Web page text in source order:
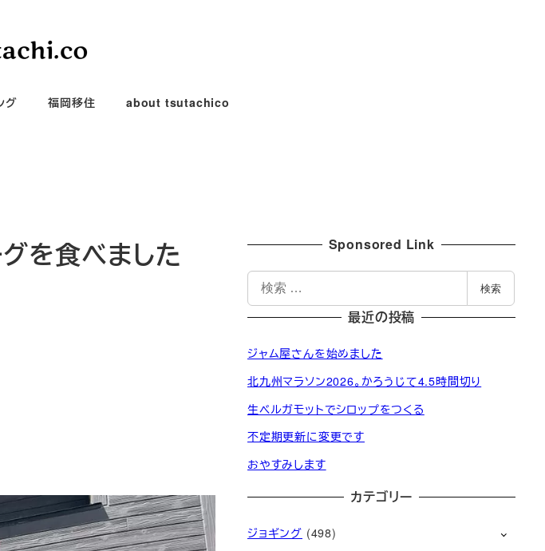
グ 福岡移住 about tsutachico
グを食べました Sponsored Link
索
検索
最近の投稿
ジャム屋さんを始めました
北九州マラソン2026。かろうじて4.5時間切り
生ベルガモットでシロップをつくる
不定期更新に変更です
おやすみします
カテゴリー
ジョギング (498)